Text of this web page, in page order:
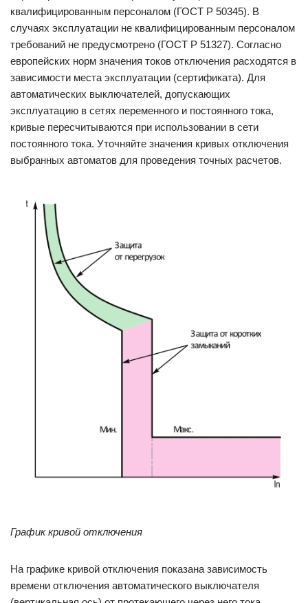
квалифицированным персоналом (ГОСТ Р 50345). В
случаях эксплуатации не квалифицированным персоналом
требований не предусмотрено (ГОСТ Р 51327). Согласно
европейских норм значения токов отключения расходятся в
зависимости места эксплуатации (сертификата). Для
автоматических выключателей, допускающих
эксплуатацию в сетях переменного и постоянного тока,
кривые пересчитываются при использовании в сети
постоянного тока. Уточняйте значения кривых отключения
выбранных автоматов для проведения точных расчетов.
График кривой отключения
На графике кривой отключения показана зависимость
времени отключения автоматического выключателя